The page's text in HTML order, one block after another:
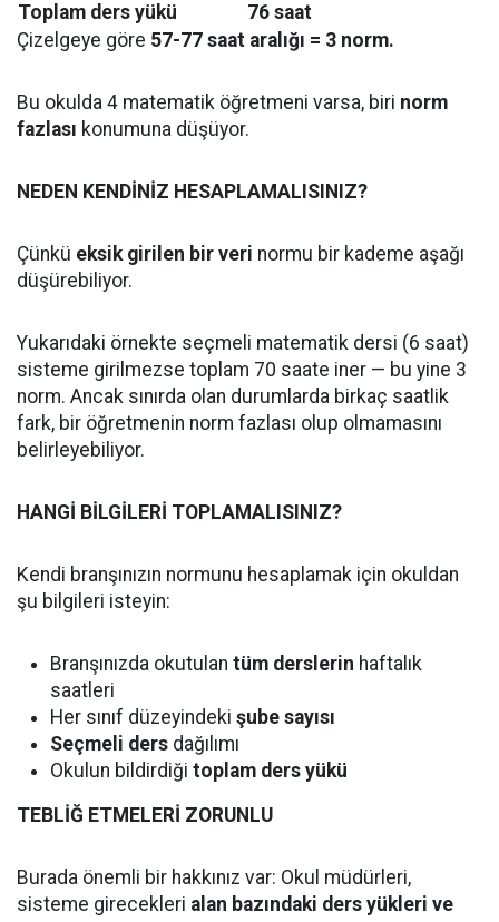
Toplam ders yükü
76 saat
Çizelgeye göre 57-77 saat aralığı = 3 norm.
Bu okulda 4 matematik öğretmeni varsa, biri norm
fazlası konumuna düşüyor.
NEDEN KENDİNİZ HESAPLAMALISINIZ?
Çünkü eksik girilen bir veri normu bir kademe aşağı
düşürebiliyor.
Yukarıdaki örnekte seçmeli matematik dersi (6 saat)
sisteme girilmezse toplam 70 saate iner — bu yine 3
norm. Ancak sınırda olan durumlarda birkaç saatlik
fark, bir öğretmenin norm fazlası olup olmamasını
belirleyebiliyor.
HANGİ BİLGİLERİ TOPLAMALISINIZ?
Kendi branşınızın normunu hesaplamak için okuldan
şu bilgileri isteyin:
Branşınızda okutulan tüm derslerin haftalık
saatleri
Her sınıf düzeyindeki şube sayısı
Seçmeli ders dağılımı
Okulun bildirdiği toplam ders yükü
TEBLİĞ ETMELERİ ZORUNLU
Burada önemli bir hakkınız var: Okul müdürleri,
sisteme girecekleri alan bazındaki ders yükleri ve